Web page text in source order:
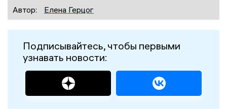
Автор:
Елена Герцог
Подписывайтесь, чтобы первыми
узнавать новости: